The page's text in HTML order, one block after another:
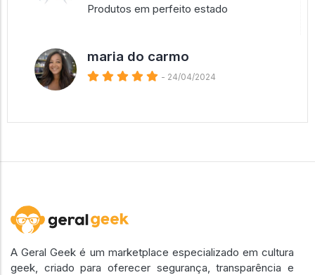
Produtos em perfeito estado
maria do carmo
- 24/04/2024
A Geral Geek é um marketplace especializado em cultura
geek, criado para oferecer segurança, transparência e